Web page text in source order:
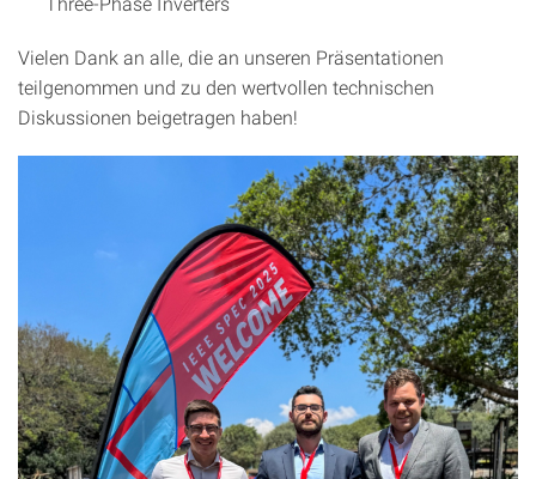
Vielen Dank an alle, die an unseren Präsentationen
teilgenommen und zu den wertvollen technischen
Diskussionen beigetragen haben!